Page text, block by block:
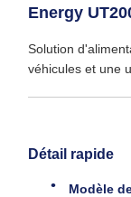
Energy
Solution
véhicules et une
Détail rapide
Modèle